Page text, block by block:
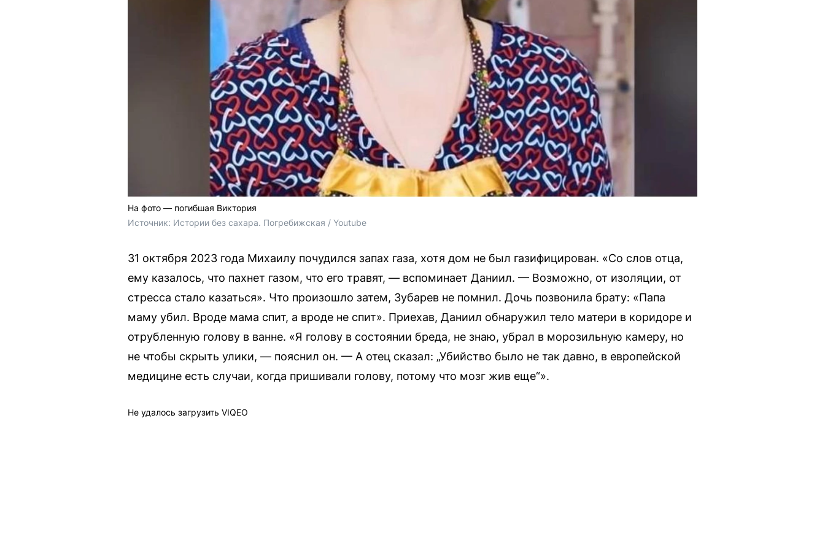
На фото — погибшая Виктория
Источник: Истории без сахара. Погребижская / Youtube
31 октября 2023 года Михаилу почудился запах газа, хотя дом не был газифицирован. «Со слов отца,
ему казалось, что пахнет газом, что его травят, — вспоминает Даниил. — Возможно, от изоляции, от
стресса стало казаться». Что произошло затем, Зубарев не помнил. Дочь позвонила брату: «Папа
маму убил. Вроде мама спит, а вроде не спит». Приехав, Даниил обнаружил тело матери в коридоре и
отрубленную голову в ванне. «Я голову в состоянии бреда, не знаю, убрал в морозильную камеру, но
не чтобы скрыть улики, — пояснил он. — А отец сказал: „Убийство было не так давно, в европейской
медицине есть случаи, когда пришивали голову, потому что мозг жив еще“».
Не удалось загрузить VIQEO